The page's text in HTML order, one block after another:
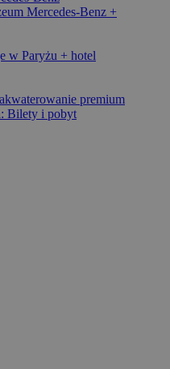
Mercedes-Benz +
w Paryżu + hotel
premium
Bilety i pobyt